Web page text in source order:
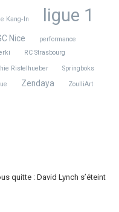
Kang‑In ligue 1
Nice
performance
RC Strasbourg
Ristelhueber
Springboks
Zendaya
ZoulliArt
quitte : David Lynch s’éteint